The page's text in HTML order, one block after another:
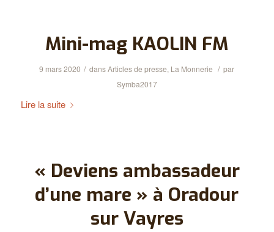
Mini-mag KAOLIN FM
9 mars 2020 / dansArticles de presse, La Monnerie / par
Symba2017
Lire la suite
« Deviens ambassadeur
d’une mare » à Oradour
sur Vayres